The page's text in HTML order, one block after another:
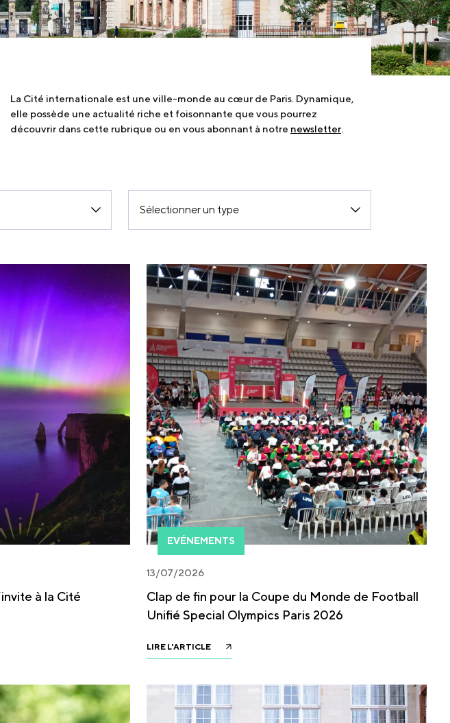
La Cité internationale est une ville-monde au cœur de Paris. Dynamique,
elle possède une actualité riche et foisonnante que vous pourrez
découvrir dans cette rubrique ou en vous abonnant à notre newsletter.
Sélectionner un type
à la Cité
EVÉNEMENTS
13/07/2026
Clap de fin pour la Coupe du Monde de Football
Unifié Special Olympics Paris 2026
LIRE L'ARTICLE